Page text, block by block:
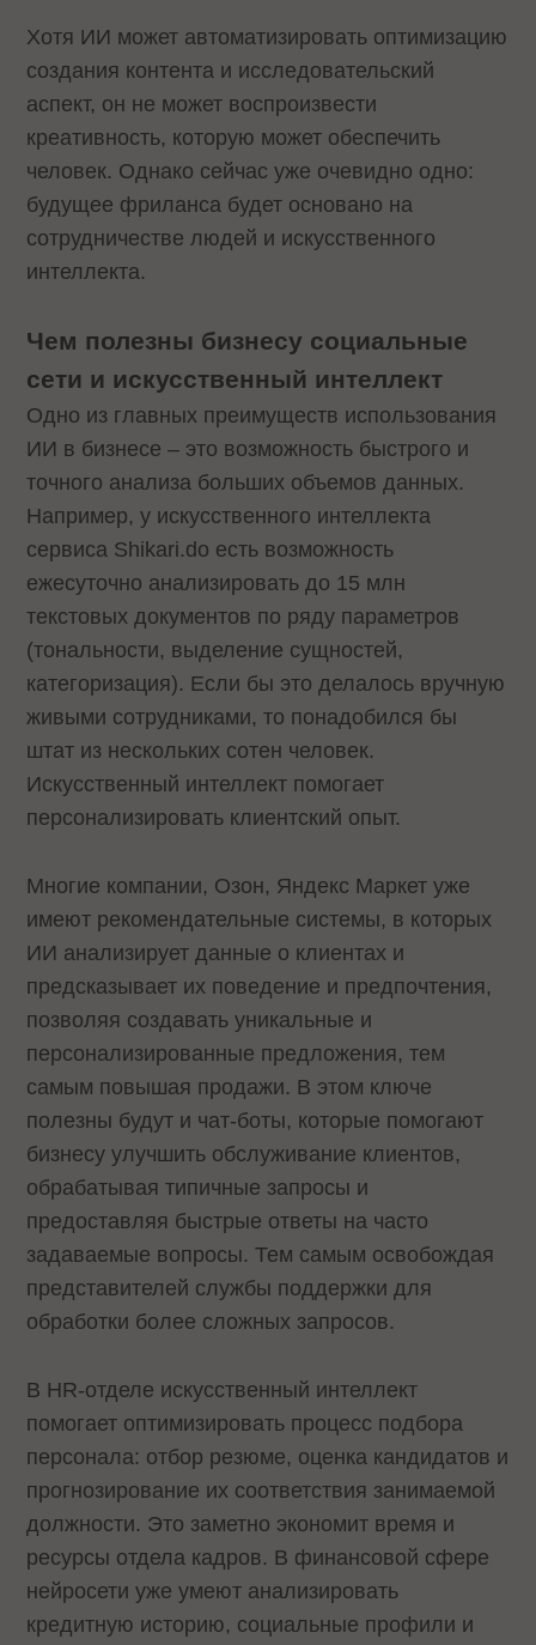
Хотя ИИ может автоматизировать оптимизацию
создания контента и исследовательский
аспект, он не может воспроизвести
креативность, которую может обеспечить
человек. Однако сейчас уже очевидно одно:
будущее фриланса будет основано на
сотрудничестве людей и искусственного
интеллекта.
Чем полезны бизнесу социальные
сети и искусственный интеллект
Одно из главных преимуществ использования
ИИ в бизнесе – это возможность быстрого и
точного анализа больших объемов данных.
Например, у искусственного интеллекта
сервиса Shikari.do есть возможность
ежесуточно анализировать до 15 млн
текстовых документов по ряду параметров
(тональности, выделение сущностей,
категоризация). Если бы это делалось вручную
живыми сотрудниками, то понадобился бы
штат из нескольких сотен человек.
Искусственный интеллект помогает
персонализировать клиентский опыт.
Многие компании, Озон, Яндекс Маркет уже
имеют рекомендательные системы, в которых
ИИ анализирует данные о клиентах и
предсказывает их поведение и предпочтения,
позволяя создавать уникальные и
персонализированные предложения, тем
самым повышая продажи. В этом ключе
полезны будут и чат-боты, которые помогают
бизнесу улучшить обслуживание клиентов,
обрабатывая типичные запросы и
предоставляя быстрые ответы на часто
задаваемые вопросы. Тем самым освобождая
представителей службы поддержки для
обработки более сложных запросов.
В HR-отделе искусственный интеллект
помогает оптимизировать процесс подбора
персонала: отбор резюме, оценка кандидатов и
прогнозирование их соответствия занимаемой
должности. Это заметно экономит время и
ресурсы отдела кадров. В финансовой сфере
нейросети уже умеют анализировать
кредитную историю, социальные профили и